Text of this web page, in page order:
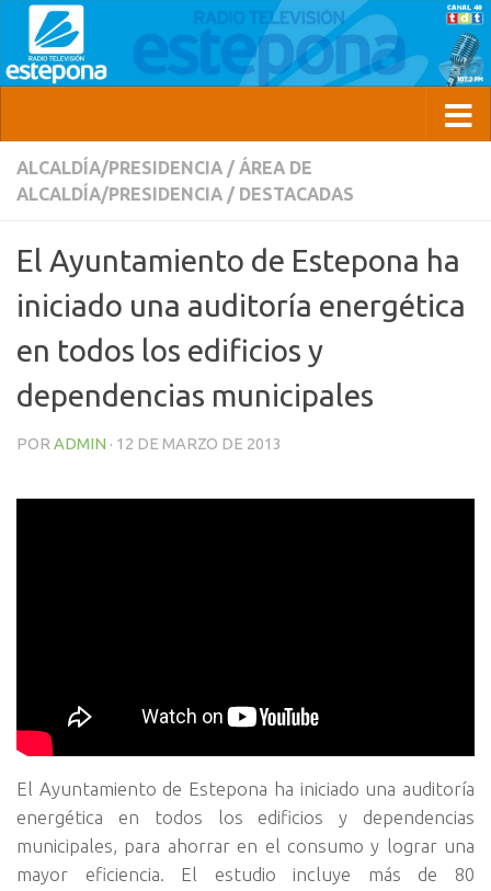
ALCALDÍA/PRESIDENCIA / ÁREA DE
ALCALDÍA/PRESIDENCIA / DESTACADAS
El Ayuntamiento de Estepona ha
iniciado una auditoría energética
en todos los edificios y
dependencias municipales
POR ADMIN · 12 DE MARZO DE 2013
El Ayuntamiento de Estepona ha iniciado una auditoría
energética en todos los edificios y dependencias
municipales, para ahorrar en el consumo y lograr una
mayor eficiencia. El estudio incluye más de 80